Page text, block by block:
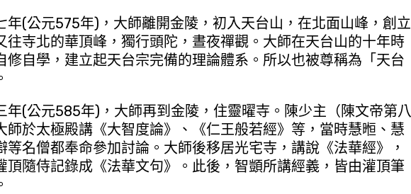
年(公元575年)，大師離開金陵，初入天台山，在北面山峰，創立
往寺北的華頂峰，獨行頭陀，晝夜禪觀。大師在天台山的十年時
修自學，建立起天台宗完備的理論體系。所以也被尊稱為「天台
年(公元585年)，大師再到金陵，住靈曜寺。陳少主（陳文帝第八
師於太極殿講《大智度論》、《仁王般若經》等，當時慧暅、慧
等名僧都奉命參加討論。大師後移居光宅寺，講說《法華經》，
頂隨侍記錄成《法華文句》。此後，智顗所講經義，皆由灌頂筆